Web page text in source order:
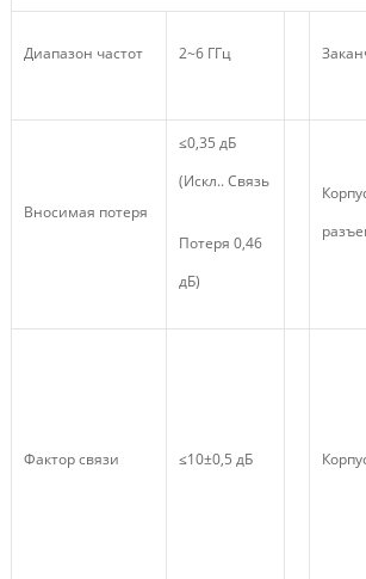
Диапазон частот 2~6 ГГц
Вносимая потеря
≤0,35 дБ
(Искл.. Связь
Потеря 0,46
дБ)
Фактор связи ≤10±0,5 дБ